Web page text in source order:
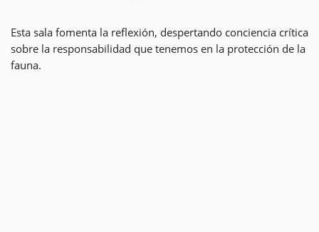
Esta sala fomenta la reflexión, despertando conciencia crítica
sobre la responsabilidad que tenemos en la protección de la
fauna.